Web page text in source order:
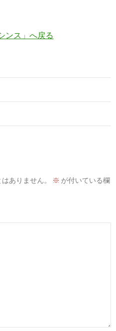
ンス」へ戻る
ありません。 ※ が付いている欄